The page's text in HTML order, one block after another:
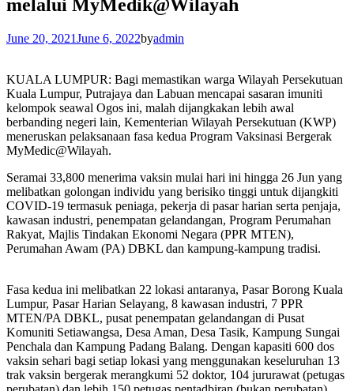
melalui MyMedik@Wilayah
June 20, 2021June 6, 2022byadmin
KUALA LUMPUR: Bagi memastikan warga Wilayah Persekutuan
Kuala Lumpur, Putrajaya dan Labuan mencapai sasaran imuniti
kelompok seawal Ogos ini, malah dijangkakan lebih awal
berbanding negeri lain, Kementerian Wilayah Persekutuan (KWP)
meneruskan pelaksanaan fasa kedua Program Vaksinasi Bergerak
MyMedic@Wilayah.
Seramai 33,800 menerima vaksin mulai hari ini hingga 26 Jun yang
melibatkan golongan individu yang berisiko tinggi untuk dijangkiti
COVID-19 termasuk peniaga, pekerja di pasar harian serta penjaja,
kawasan industri, penempatan gelandangan, Program Perumahan
Rakyat, Majlis Tindakan Ekonomi Negara (PPR MTEN),
Perumahan Awam (PA) DBKL dan kampung-kampung tradisi.
Fasa kedua ini melibatkan 22 lokasi antaranya, Pasar Borong Kuala
Lumpur, Pasar Harian Selayang, 8 kawasan industri, 7 PPR
MTEN/PA DBKL, pusat penempatan gelandangan di Pusat
Komuniti Setiawangsa, Desa Aman, Desa Tasik, Kampung Sungai
Penchala dan Kampung Padang Balang. Dengan kapasiti 600 dos
vaksin sehari bagi setiap lokasi yang menggunakan keseluruhan 13
trak vaksin bergerak merangkumi 52 doktor, 104 jururawat (petugas